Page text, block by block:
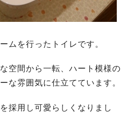
ムを行ったトイレです。
空間から一転、ハート模様の
な雰囲気に仕立てています。
採用し可愛らしくなりまし